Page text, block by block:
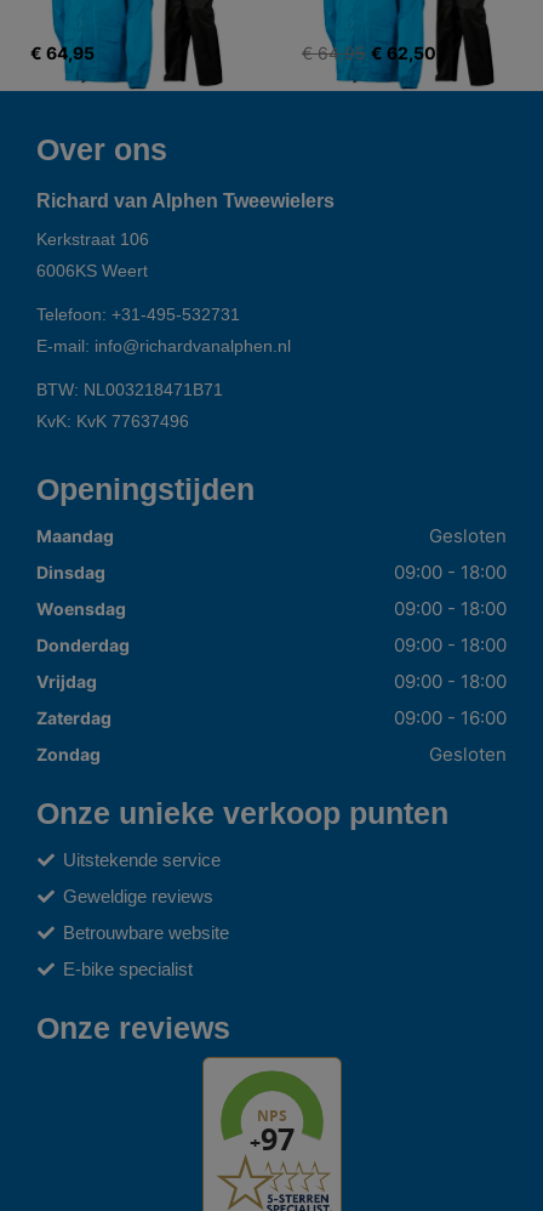
€ 64,95 € 64,95 € 62,50
Over ons
Richard van Alphen Tweewielers
Kerkstraat 106
6006KS Weert
Telefoon: +31-495-532731
E-mail: info@richardvanalphen.nl
BTW: NL003218471B71
KvK: KvK 77637496
Openingstijden
Maandag Gesloten
Dinsdag 09:00 - 18:00
Woensdag 09:00 - 18:00
Donderdag 09:00 - 18:00
Vrijdag 09:00 - 18:00
Zaterdag 09:00 - 16:00
Zondag Gesloten
Onze unieke verkoop punten
Uitstekende service
Geweldige reviews
Betrouwbare website
E-bike specialist
Onze reviews